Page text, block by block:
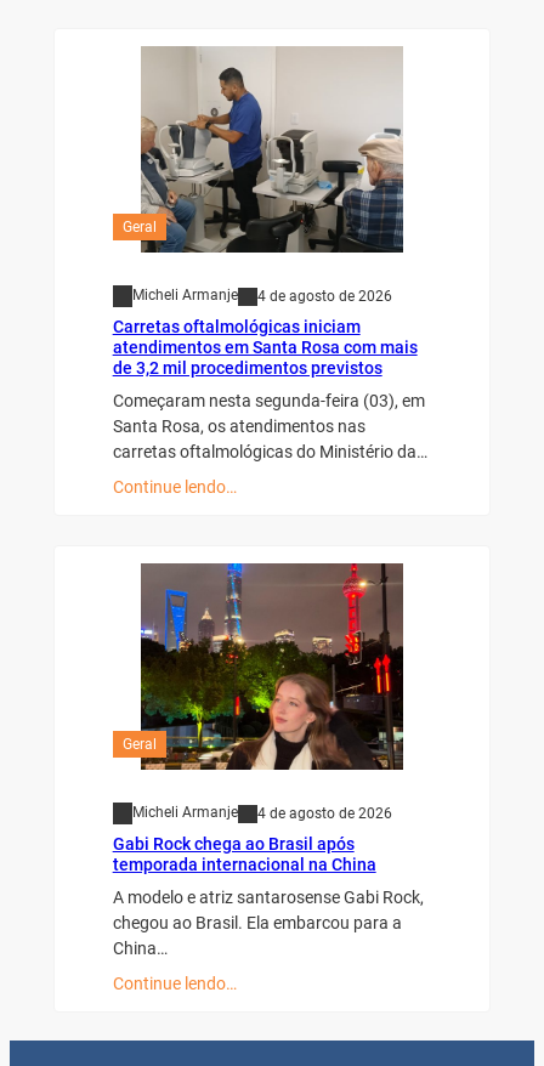
Geral
Micheli Armanje 4 de agosto de 2026
Carretas oftalmológicas iniciam
atendimentos em Santa Rosa com mais
de 3,2 mil procedimentos previstos
Começaram nesta segunda-feira (03), em
Santa Rosa, os atendimentos nas
carretas oftalmológicas do Ministério da…
Continue lendo…
Geral
Micheli Armanje 4 de agosto de 2026
Gabi Rock chega ao Brasil após
temporada internacional na China
A modelo e atriz santarosense Gabi Rock,
chegou ao Brasil. Ela embarcou para a
China…
Continue lendo…